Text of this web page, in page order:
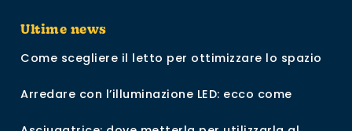
Ultime news
Come scegliere il letto per ottimizzare lo spazio
Arredare con l’illuminazione LED: ecco come